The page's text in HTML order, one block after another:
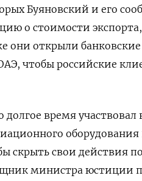
Буяновский и его
о стоимости экспорта,
они открыли
чтобы российские
время участвовал
скрыть свои действия
министра юстиции